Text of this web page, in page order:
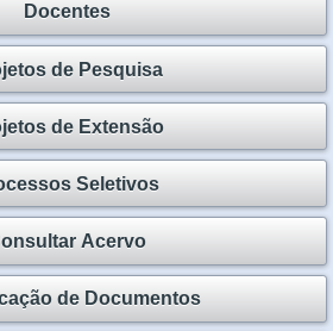
Docentes
de Pesquisa
de Extensão
Seletivos
Acervo
de Documentos